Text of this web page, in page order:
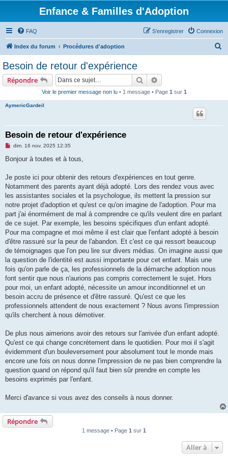
Enfance & Familles d'Adoption
FAQ Connexion
S’enregistrer
Index du forum Procédures d'adoption
Besoin de retour d'expérience
Répondre Rechercher
Voir le premier message non lu• 1 message • Page 1 sur 1
AymericGardeil
Besoin de retour d'expérience
M
s
g
n
o
l
u
dim. 16 nov. 2025 12:35
Bonjour à toutes et à tous,
Je poste ici pour obtenir des retours d'expériences en tout genre.
Notamment des parents ayant déjà adopté. Lors des rendez vous avec
les assistantes sociales et la psychologue, ils mettent la pression sur
notre projet d'adoption et qu'est ce qu'on imagine de l'adoption. Pour ma
part j'ai énormément de mal à comprendre ce qu'ils veulent dire en parlant
de ce sujet. Par exemple, les besoins spécifiques d'un enfant adopté.
Pour ma compagne et moi même il est clair que l'enfant adopté à besoin
d'être rassuré sur la peur de l'abandon. Et c'est ce qui ressort beaucoup
de témoignages que l'on peu lire sur divers médias. On imagine aussi que
la question de l'identité est aussi importante pour cet enfant. Mais une
fois qu'on parle de ça, les professionnels de la démarche adoption nous
font sentir que nous n'aurions pas compris correctement le sujet. Hors
pour moi, un enfant adopté, nécessite un amour inconditionnel et un
besoin accru de présence et d'être rassuré. Qu'est ce que les
professionnels attendent de nous exactement ? Nous avons l'impression
qu'ils cherchent à nous démotiver.
De plus nous aimerions avoir des retours sur l'arrivée d'un enfant adopté.
Qu'est ce qui change concrètement dans le quotidien. Pour moi il s'agit
évidemment d'un bouleversement pour absolument tout le monde mais
encore une fois on nous donne l'impression de ne pas bien comprendre la
question quand on répond qu'il faut bien sûr prendre en compte les
besoins exprimés par l'enfant.
Merci d'avance si vous avez des conseils à nous donner.
Répondre
1 message • Page 1 sur 1
Aller à